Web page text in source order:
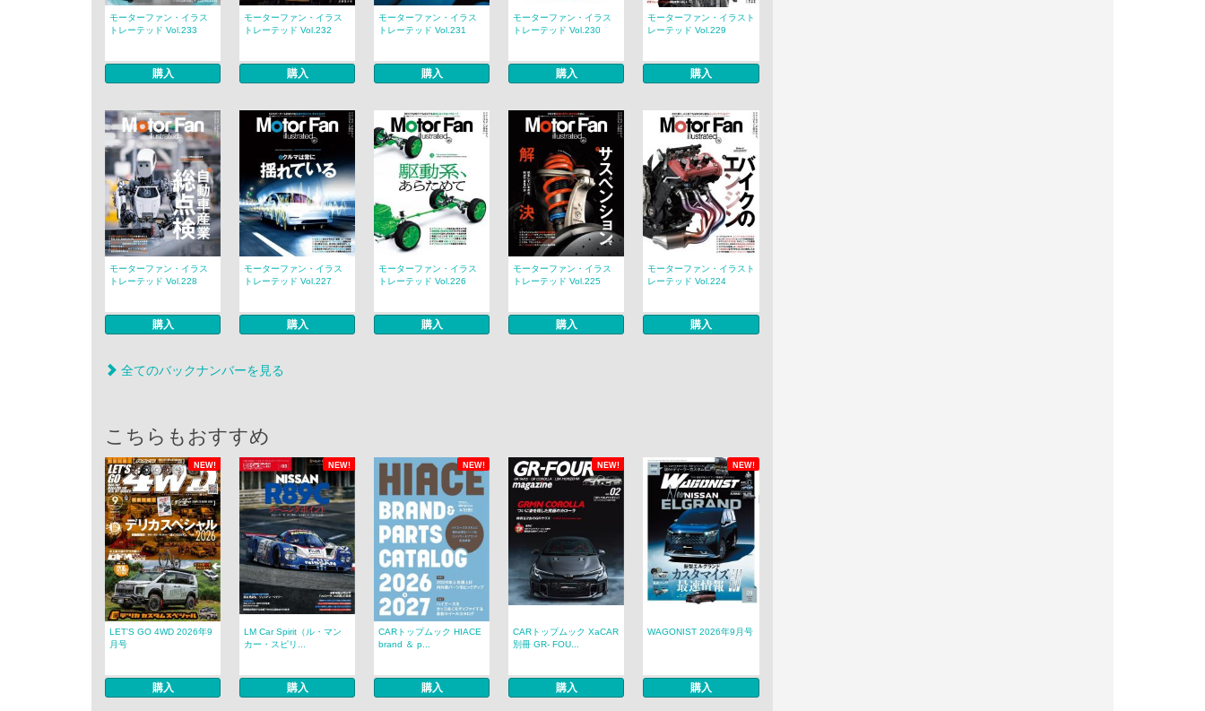
モーターファン・イラス
トレーテッド Vol.233
購入
モーターファン・イラス
トレーテッド Vol.232
購入
モーターファン・イラス
トレーテッド Vol.231
購入
モーターファン・イラス
トレーテッド Vol.230
購入
モーターファン・イラスト
レーテッド Vol.229
購入
モーターファン・イラス
トレーテッド Vol.228
購入
モーターファン・イラス
トレーテッド Vol.227
購入
モーターファン・イラス
トレーテッド Vol.226
購入
モーターファン・イラス
トレーテッド Vol.225
購入
モーターファン・イラスト
レーテッド Vol.224
購入
全てのバックナンバーを見る
こちらもおすすめ
NEW! NEW! NEW! NEW! NEW!
LET’S GO 4WD 2026年9
月号
購入
LM Car Spirit（ル・マン
カー・スピリ...
購入
CARトップムック HIACE
brand ＆ p...
購入
CARトップムック XaCAR
別冊 GR- FOU...
購入
WAGONIST 2026年9月号
購入